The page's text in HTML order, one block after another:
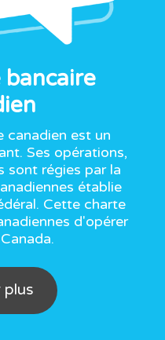
bancaire
canadien est un
Ses opérations,
sont régies par la
établie
Cette charte
d'opérer
plus